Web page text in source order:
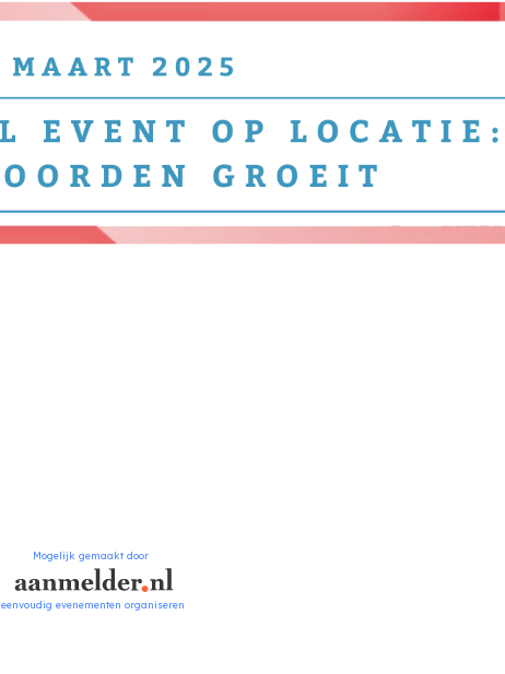
Mogelijk gemaakt door
eenvoudig evenementen organiseren